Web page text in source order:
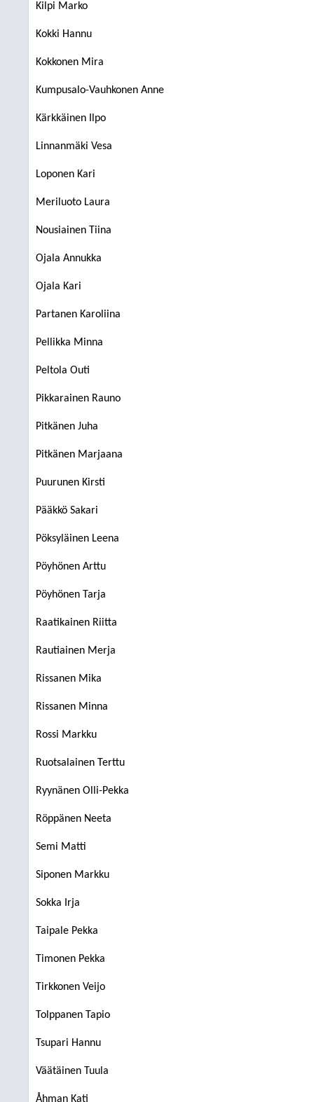
Kilpi Marko
Kokki Hannu
Kokkonen Mira
Kumpusalo-Vauhkonen Anne
Kärkkäinen Ilpo
Linnanmäki Vesa
Loponen Kari
Meriluoto Laura
Nousiainen Tiina
Ojala Annukka
Ojala Kari
Partanen Karoliina
Pellikka Minna
Peltola Outi
Pikkarainen Rauno
Pitkänen Juha
Pitkänen Marjaana
Puurunen Kirsti
Pääkkö Sakari
Pöksyläinen Leena
Pöyhönen Arttu
Pöyhönen Tarja
Raatikainen Riitta
Rautiainen Merja
Rissanen Mika
Rissanen Minna
Rossi Markku
Ruotsalainen Terttu
Ryynänen Olli-Pekka
Röppänen Neeta
Semi Matti
Siponen Markku
Sokka Irja
Taipale Pekka
Timonen Pekka
Tirkkonen Veijo
Tolppanen Tapio
Tsupari Hannu
Väätäinen Tuula
Åhman Kati